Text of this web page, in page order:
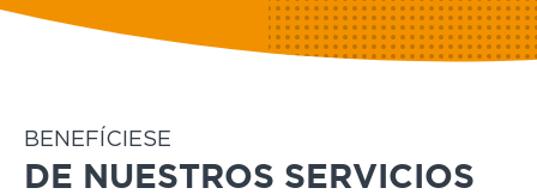
BENEFÍCIESE
DE NUESTROS SERVICIOS